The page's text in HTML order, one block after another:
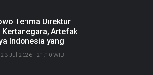
Terima Direktur
Kertanegara, Artefak
Indonesia yang
Dipulangkan
Jul 2026 - 21:10 WIB